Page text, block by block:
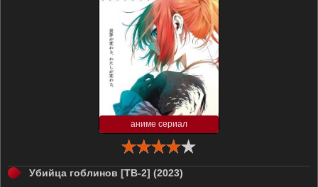
аниме сериал
Убийца гоблинов [ТВ-2] (2023)